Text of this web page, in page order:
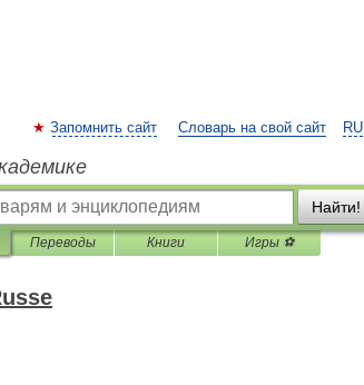
RU
Запомнить сайт Словарь на свой сайт
Найти!
Переводы Книги Игры ⚽